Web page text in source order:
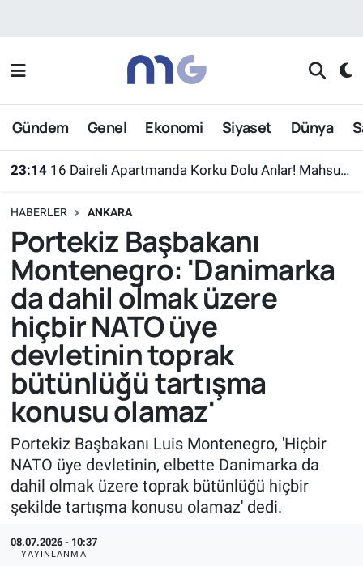
Gündem Genel Ekonomi Siyaset Dünya
23:14 16 Daireli Apartmanda Korku Dolu Anlar! Mahsur Kalanlar Kurtarıldı
HABERLER ANKARA
Portekiz Başbakanı
Montenegro: 'Danimarka
da dahil olmak üzere
hiçbir NATO üye
devletinin toprak
bütünlüğü tartışma
konusu olamaz'
Portekiz Başbakanı Luis Montenegro, 'Hiçbir
NATO üye devletinin, elbette Danimarka da
dahil olmak üzere toprak bütünlüğü hiçbir
şekilde tartışma konusu olamaz' dedi.
08.07.2026 - 10:37
YAYINLANMA
Nöbetçi Eczaneler
Hava Durumu
Süper Lig Puan Durumu ve Fikstür
Tüm Manşetler
Son Dakika Haberleri
Haber Arşivi